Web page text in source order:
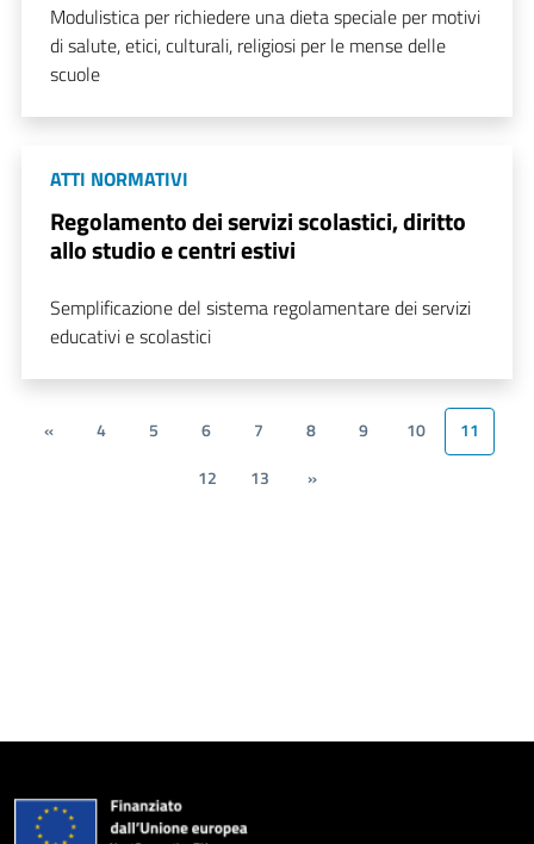
Modulistica per richiedere una dieta speciale per motivi
di salute, etici, culturali, religiosi per le mense delle
scuole
ATTI NORMATIVI
Regolamento dei servizi scolastici, diritto
allo studio e centri estivi
Semplificazione del sistema regolamentare dei servizi
educativi e scolastici
« 4 5 6 7 8 9 10
11
12
13 »